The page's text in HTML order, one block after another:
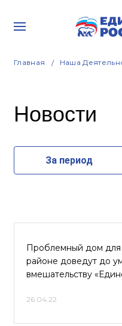
Главная Наша
Новости
За период
Проблемный дом для
районе доведут до
вмешательству
26.04.22